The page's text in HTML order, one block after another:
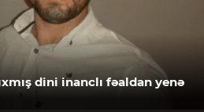
dini inanclı fəaldan yenə